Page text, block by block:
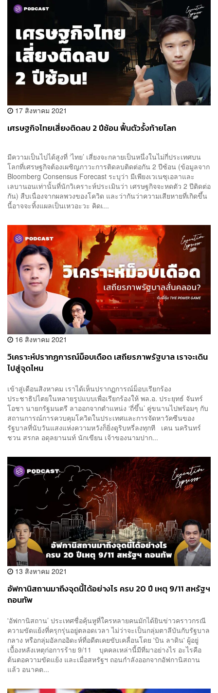
17 สิงหาคม 2021
เศรษฐกิจไทยเสี่ยงติดลบ 2 ปีซ้อน ฟื้นตัวรั้งท้ายโลก
มีความเป็นไปได้สูงที่ ‘ไทย’ เสี่ยงจะกลายเป็นหนึ่งในไม่กี่ประเทศบน
โลกที่เศรษฐกิจต้องเผชิญภาวะการติดลบติดต่อกัน 2 ปีซ้อน (ข้อมูลจาก
Bloomberg Consensus Forecast ระบุว่า มีเพียงเวเนซุเอลาและ
เลบานอนเท่านั้นที่นักวิเคราะห์ประเมินว่า เศรษฐกิจจะหดตัว 2 ปีติดต่อ
กัน) สืบเนื่องจากผลพวงของโควิด และว่ากันว่าความเสียหายที่เกิดขึ้น
นี้อาจจะทิ้งแผลเป็นเหวอะวะ คิดเ...
16 สิงหาคม 2021
วิเคราะห์ปรากฏการณ์ม็อบเดือด เสถียรภาพรัฐบาล เราจะเดิน
ไปสู่จุดไหน
เข้าสู่เดือนสิงหาคม เราได้เห็นปรากฏการณ์ม็อบเรียกร้อง
ประชาธิปไตยในหลายรูปแบบเพื่อเรียกร้องให้ พล.อ. ประยุทธ์ จันทร์
โอชา นายกรัฐมนตรี ลาออกจากตำแหน่ง ‘ถี่ขึ้น’ คู่ขนานไปพร้อมๆ กับ
สถานการณ์การควบคุมโควิดในประเทศและการจัดหาวัคซีนของ
รัฐบาลที่นับวันแสงแห่งความหวังก็ยิ่งดูริบหรี่ลงทุกที เคน นครินทร์
ชวน สรกล อดุลยานนท์ นักเขียน เจ้าของนามปาก...
13 สิงหาคม 2021
อัฟกานิสถานมาถึงจุดนี้ได้อย่างไร ครบ 20 ปี เหตุ 9/11 สหรัฐฯ
ถอนทัพ
'อัฟกานิสถาน’ ประเทศชื่อคุ้นหูที่ใครหลายคนมักได้ยินข่าวคราวกรณี
ความขัดแย้งที่ครุกรุ่นอยู่ตลอดเวลา ไม่ว่าจะเป็นกลุ่มตาลีบันกับรัฐบาล
กลาง หรือกลุ่มอัลกออิดะห์ที่อดีตเคยขับเคลื่อนโดย 'บิน ลาดิน' ผู้อยู่
เบื้องหลังเหตุก่อการร้าย 9/11 บุคคลเหล่านี้มีที่มาอย่างไร อะไรคือ
ต้นตอความขัดแย้ง และเมื่อสหรัฐฯ ถอนกำลังออกจากอัฟกานิสถาน
แล้ว อนาคต...